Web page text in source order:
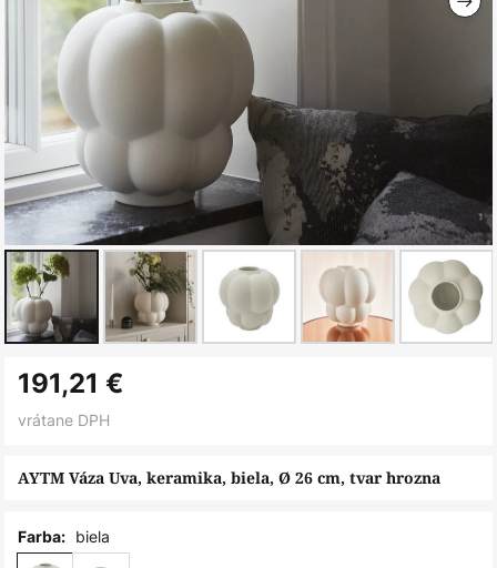
na
začiatok
obrázkov
AYTM Váza Uva, keramika, biela, Ø 26 cm, tvar hrozna
191,21 €
vrátane DPH
Farba: biela